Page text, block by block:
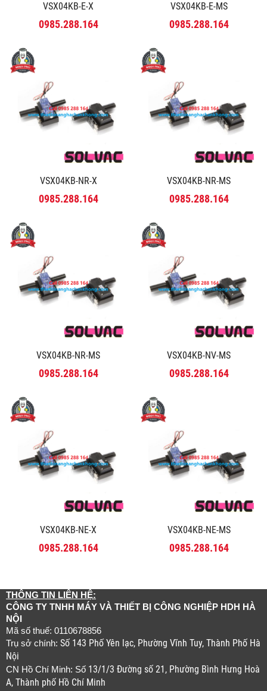
VSX04KB-E-X
0985.288.164
VSX04KB-E-MS
0985.288.164
VSX04KB-NR-X
0985.288.164
VSX04KB-NR-MS
0985.288.164
VSX04KB-NR-MS
0985.288.164
VSX04KB-NV-MS
0985.288.164
VSX04KB-NE-X
0985.288.164
VSX04KB-NE-MS
0985.288.164
THÔNG TIN LIÊN HỆ:
CÔNG TY TNHH MÁY VÀ THIẾT BỊ CÔNG NGHIỆP HDH HÀ
NỘI
Mã số thuế: 0110678856
Trụ sở chính: Số 143 Phố Yên lạc, Phường Vĩnh Tuy, Thành Phố Hà
Nội
CN Hồ Chí Minh: Số 13/1/3 Đường số 21, Phường Bình Hưng Hoà
A, Thành phố Hồ Chí Minh